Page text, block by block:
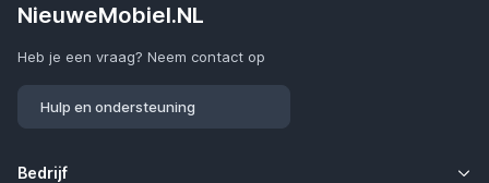
NieuweMobiel.NL
Heb je een vraag? Neem contact op
Hulp en ondersteuning
Bedrijf